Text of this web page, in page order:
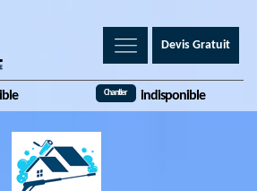
Devis Gratuit
Chantier indisponible